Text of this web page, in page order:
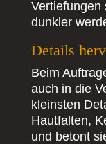
Vertiefungen
dunkler
Details
Beim
auch in die
kleinsten
Hautfalten,
und betont